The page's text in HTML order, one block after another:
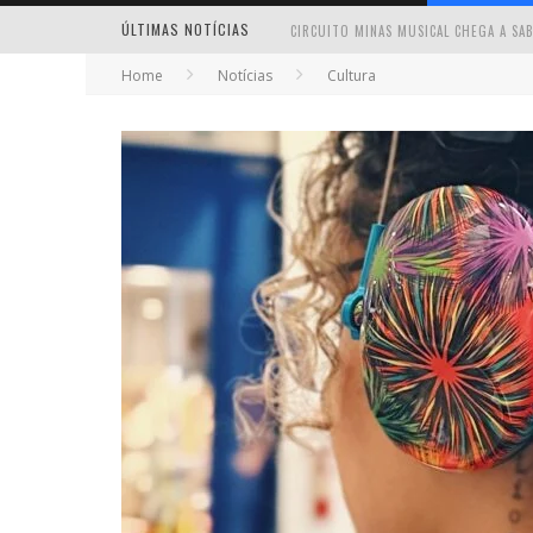
ÚLTIMAS NOTÍCIAS
MILTON GUEDES TRAZ TURNÊ
Home Notícias Cultura